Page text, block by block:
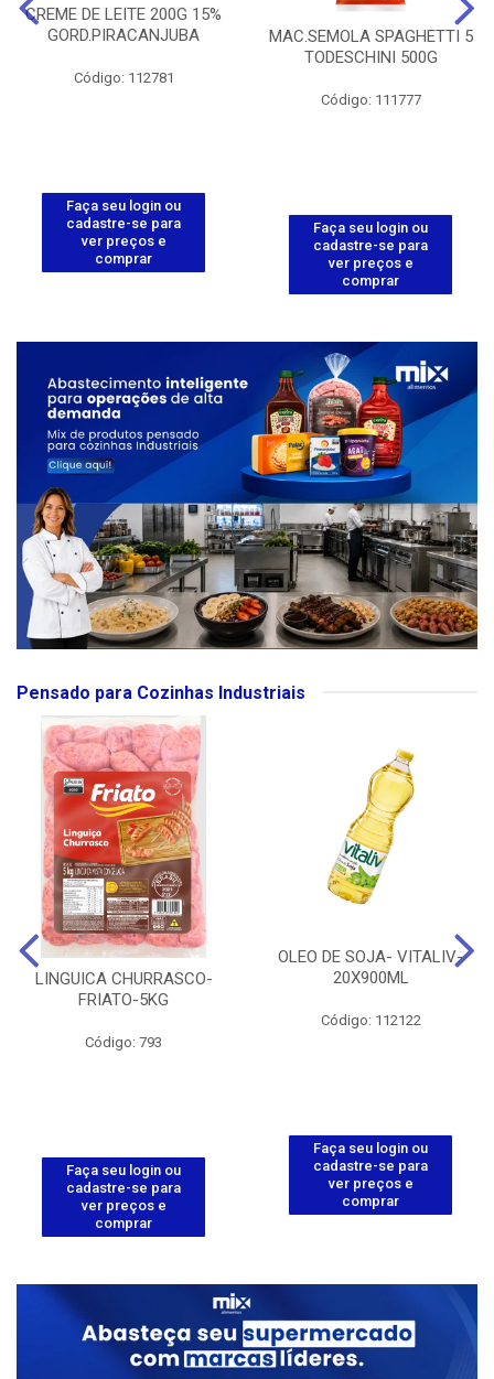
CREME DE LEITE 200G 15%
GORD.PIRACANJUBA
Código: 112781
Faça seu login ou
cadastre-se para
ver preços e
comprar
MAC.SEMOLA SPAGHETTI 5
TODESCHINI 500G
Código: 111777
Faça seu login ou
cadastre-se para
ver preços e
comprar
Pensado para Cozinhas Industriais
LINGUICA CHURRASCO-
FRIATO-5KG
Código: 793
Faça seu login ou
cadastre-se para
ver preços e
comprar
OLEO DE SOJA- VITALIV-
20X900ML
Código: 112122
Faça seu login ou
cadastre-se para
ver preços e
comprar